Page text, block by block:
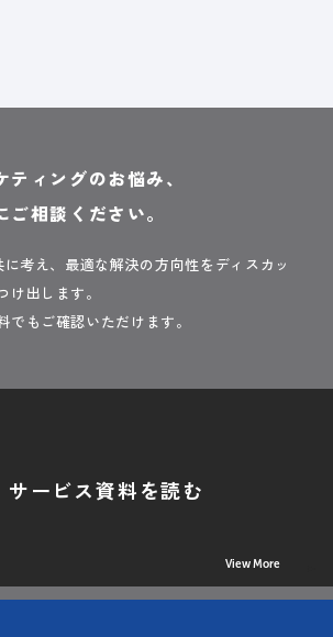
ィングのお悩み、
相談ください。
考え、最適な解決の方向性をディスカッ
け出します。
でもご確認いただけます。
サービス資料を読む
View More